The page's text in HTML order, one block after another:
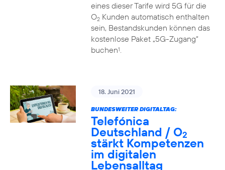
eines dieser Tarife wird 5G für die
O2Kunden automatisch enthalten
sein, Bestandskunden können das
kostenlose Paket „5G-Zugang“
buchen1.
18. Juni 2021
BUNDESWEITER DIGITALTAG:
Telefónica
Deutschland / O2
stärkt Kompetenzen
im digitalen
Lebensalltag